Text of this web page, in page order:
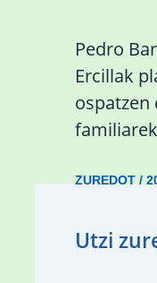
Pedro
Ercillak
ospatzen
ZUREDOT/
Utzi